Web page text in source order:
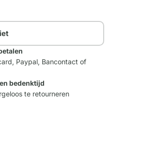
Paypal, Bancontact of
bedenktijd
te retourneren